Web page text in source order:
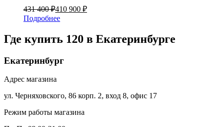
431 400 ₽410 900 ₽
Подробнее
Где купить 120 в Екатеринбурге
Екатеринбург
Адрес магазина
ул. Черняховского, 86 корп. 2, вход 8, офис 17
Режим работы магазина